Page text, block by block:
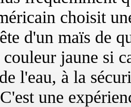
choisit
d'un maïs de
couleur jaune si
l'eau, à la
une